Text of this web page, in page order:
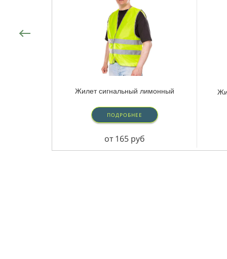
Жилет сигнальный лимонный
ПОДРОБНЕЕ
от 165 руб